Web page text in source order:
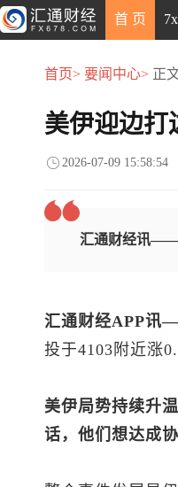
首 页
首页> 要闻中心> 正
美伊迎边打
2026-07-09 15:58:54
汇通财经讯——
汇通财经APP
投于4103附近涨
美伊局势持续升
话，他们想达成